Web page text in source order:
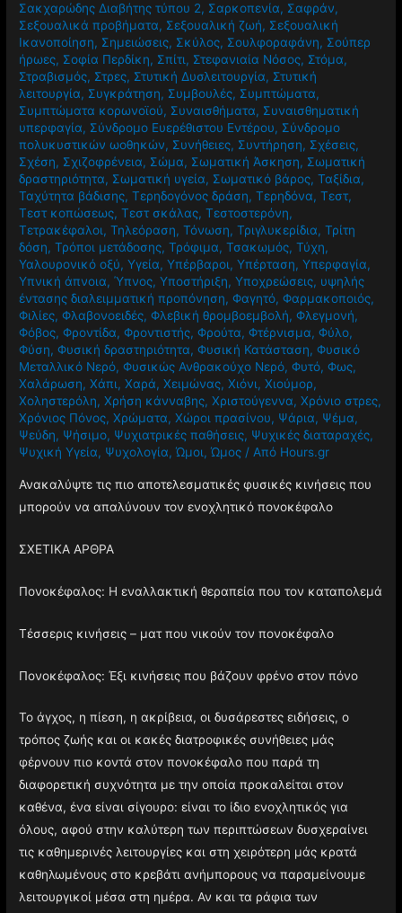
Σακχαρώδης Διαβήτης τύπου 2, Σαρκοπενία, Σαφράν,
Σεξουαλικά προβήματα, Σεξουαλική ζωή, Σεξουαλική
Ικανοποίηση, Σημειώσεις, Σκύλος, Σουλφοραφάνη, Σούπερ
ήρωες, Σοφία Περδίκη, Σπίτι, Στεφανιαία Νόσος, Στόμα,
Στραβισμός, Στρες, Στυτική Δυσλειτουργία, Στυτική
λειτουργία, Συγκράτηση, Συμβουλές, Συμπτώματα,
Συμπτώματα κορωνοϊού, Συναισθήματα, Συναισθηματική
υπερφαγία, Σύνδρομο Ευερέθιστου Εντέρου, Σύνδρομο
πολυκυστικών ωοθηκών, Συνήθειες, Συντήρηση, Σχέσεις,
Σχέση, Σχιζοφρένεια, Σώμα, Σωματική Άσκηση, Σωματική
δραστηριότητα, Σωματική υγεία, Σωματικό βάρος,Ταξίδια,
Ταχύτητα βάδισης,Τερηδογόνος δράση,Τερηδόνα,Τεστ,
Τεστ κοπώσεως,Τεστ σκάλας,Τεστοστερόνη,
Τετρακέφαλοι,Τηλεόραση,Τόνωση,Τριγλυκερίδια,Τρίτη
δόση,Τρόποι μετάδοσης,Τρόφιμα,Τσακωμός,Τύχη,
Υαλουρονικό οξύ,Υγεία,Υπέρβαροι,Υπέρταση,Υπερφαγία,
Υπνική άπνοια,Ύπνος,Υποστήριξη,Υποχρεώσεις, υψηλής
έντασης διαλειμματική προπόνηση,Φαγητό,Φαρμακοποιός,
Φιλίες,Φλαβονοειδές,Φλεβική θρομβοεμβολή,Φλεγμονή,
Φόβος,Φροντίδα,Φροντιστής,Φρούτα,Φτέρνισμα,Φύλο,
Φύση,Φυσική δραστηριότητα,Φυσική Κατάσταση,Φυσικό
Μεταλλικό Νερό,Φυσικώς Ανθρακούχο Νερό,Φυτό,Φως,
Χαλάρωση,Χάπι,Χαρά,Χειμώνας,Χιόνι,Χιούμορ,
Χοληστερόλη,Χρήση κάνναβης,Χριστούγεννα,Χρόνιο στρες,
Χρόνιος Πόνος,Χρώματα,Χώροι πρασίνου, Ψάρια, Ψέμα,
Ψεύδη, Ψήσιμο, Ψυχιατρικές παθήσεις, Ψυχικές διαταραχές,
Ψυχική Υγεία, Ψυχολογία,Ώμοι,Ώμος / Από Hours.gr
Ανακαλύψτε τις πιο αποτελεσματικές φυσικές κινήσεις που
μπορούν να απαλύνουν τον ενοχλητικό πονοκέφαλο
ΣΧΕΤΙΚΑ ΑΡΘΡΑ
Πονοκέφαλος: Η εναλλακτική θεραπεία που τον καταπολεμά
Τέσσερις κινήσεις – ματ που νικούν τον πονοκέφαλο
Πονοκέφαλος: Έξι κινήσεις που βάζουν φρένο στον πόνο
Το άγχος, η πίεση, η ακρίβεια, οι δυσάρεστες ειδήσεις, ο
τρόπος ζωής και οι κακές διατροφικές συνήθειες μάς
φέρνουν πιο κοντά στον πονοκέφαλο που παρά τη
διαφορετική συχνότητα με την οποία προκαλείται στον
καθένα, ένα είναι σίγουρο: είναι το ίδιο ενοχλητικός για
όλους, αφού στην καλύτερη των περιπτώσεων δυσχεραίνει
τις καθημερινές λειτουργίες και στη χειρότερη μάς κρατά
καθηλωμένους στο κρεβάτι ανήμπορους να παραμείνουμε
λειτουργικοί μέσα στη ημέρα. Αν και τα ράφια των